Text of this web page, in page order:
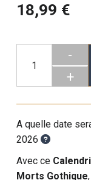
18,99 €
-
+
A quelle date
2026
Avec ce
Morts Gothique